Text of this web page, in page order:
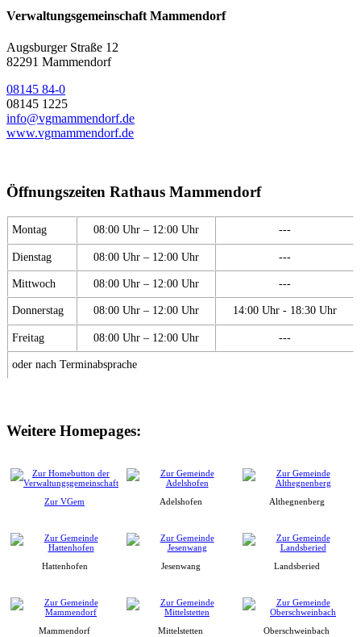
Verwaltungsgemeinschaft Mammendorf
Augsburger Straße 12
82291 Mammendorf
08145 84-0
08145 1225
info@vgmammendorf.de
www.vgmammendorf.de
Öffnungszeiten Rathaus Mammendorf
Montag 08:00 Uhr – 12:00 Uhr ---
Dienstag 08:00 Uhr – 12:00 Uhr ---
Mittwoch 08:00 Uhr – 12:00 Uhr ---
Donnerstag 08:00 Uhr – 12:00 Uhr 14:00 Uhr - 18:30 Uhr
Freitag 08:00 Uhr – 12:00 Uhr ---
oder nach Terminabsprache
Weitere Homepages:
Zur VGem Adelshofen Althegnenberg
Hattenhofen Jesenwang Landsberied
Mammendorf Mittelstetten Oberschweinbach